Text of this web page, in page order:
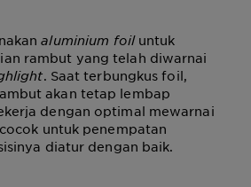
aluminium foiluntuk
rambut yang telah diwarnai
. Saat terbungkus foil,
akan tetap lembap
dengan optimal mewarnai
untuk penempatan
diatur dengan baik.